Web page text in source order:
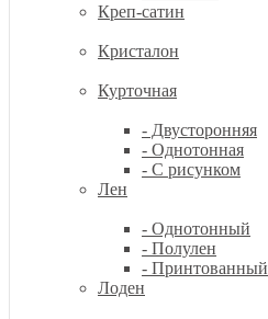
Креп-сатин
Кристалон
Курточная
- Двусторонняя
- Однотонная
- С рисунком
Лен
- Однотонный
- Полулен
- Принтованный
Лоден